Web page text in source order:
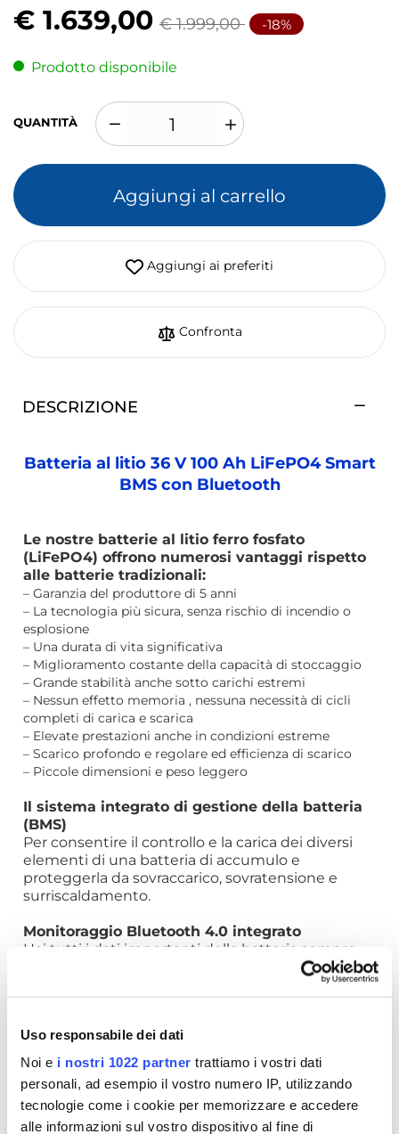
Uso responsabile dei dati
Noi e i nostri 1022 partner trattiamo i vostri dati
personali, ad esempio il vostro numero IP, utilizzando
tecnologie come i cookie per memorizzare e accedere
alle informazioni sul vostro dispositivo al fine di
€ 1.639,00 € 1.999,00 -18%
Prodotto disponibile
QUANTITÀ
Aggiungi al carrello
Aggiungi ai preferiti
Confronta
DESCRIZIONE
Batteria al litio 36 V 100 Ah LiFePO4 Smart
BMS con Bluetooth
Le nostre batterie al litio ferro fosfato
(LiFePO4) offrono numerosi vantaggi rispetto
alle batterie tradizionali:
– Garanzia del produttore di 5 anni
– La tecnologia più sicura, senza rischio di incendio o
esplosione
– Una durata di vita significativa
– Miglioramento costante della capacità di stoccaggio
– Grande stabilità anche sotto carichi estremi
– Nessun effetto memoria , nessuna necessità di cicli
completi di carica e scarica
– Elevate prestazioni anche in condizioni estreme
– Scarico profondo e regolare ed efficienza di scarico
– Piccole dimensioni e peso leggero
Il sistema integrato di gestione della batteria
(BMS)
Per consentire il controllo e la carica dei diversi
elementi di una batteria di accumulo e
proteggerla da sovraccarico, sovratensione e
surriscaldamento.
Monitoraggio Bluetooth 4.0 integrato
Hai tutti i dati importanti della batteria sempre
sul tuo smartphone o tablet. L'applicazione
Scarica subito la nostra app nella sezione
SCHEDA TECNICA
RICHIEDI INFORMAZIONI